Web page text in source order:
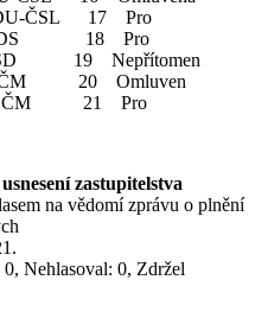
ČSL 17 Pro
18 Pro
19 Nepřítomen
20 Omluven
21 Pro
zastupitelstva
na vědomí zprávu o plnění
Nehlasoval: 0, Zdržel